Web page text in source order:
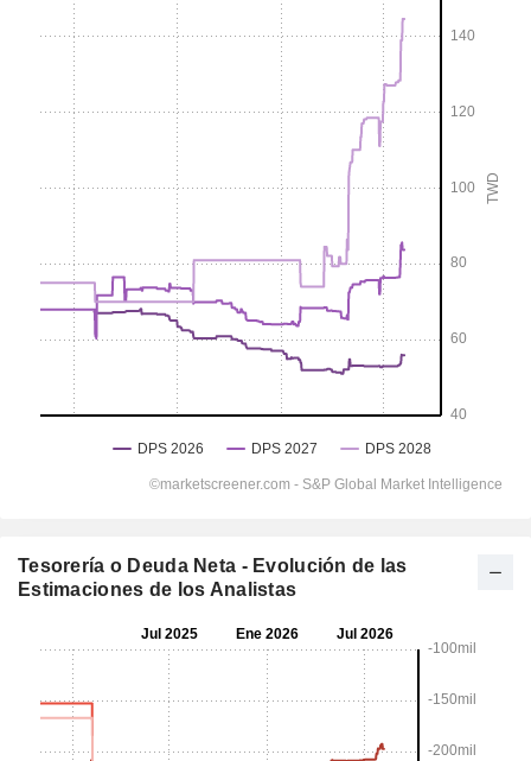
Tesorería o Deuda Neta - Evolución de las
Estimaciones de los Analistas